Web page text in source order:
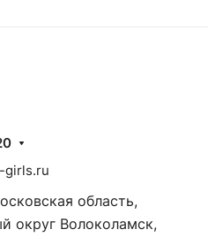
girls.ru
область,
округ Волоколамск,